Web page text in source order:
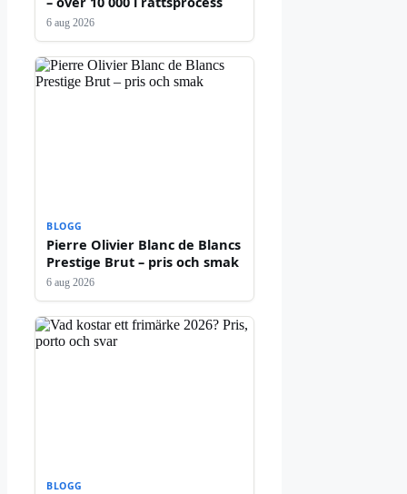
6 aug 2026
BLOGG
Pierre Olivier Blanc de Blancs
Prestige Brut – pris och smak
6 aug 2026
BLOGG